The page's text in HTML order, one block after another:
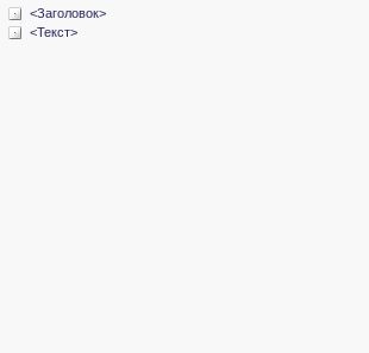
<Заголовок>
<Текст>